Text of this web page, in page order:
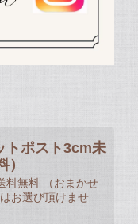
トポスト3cm未
料無料 （おまかせ
お選び頂けませ